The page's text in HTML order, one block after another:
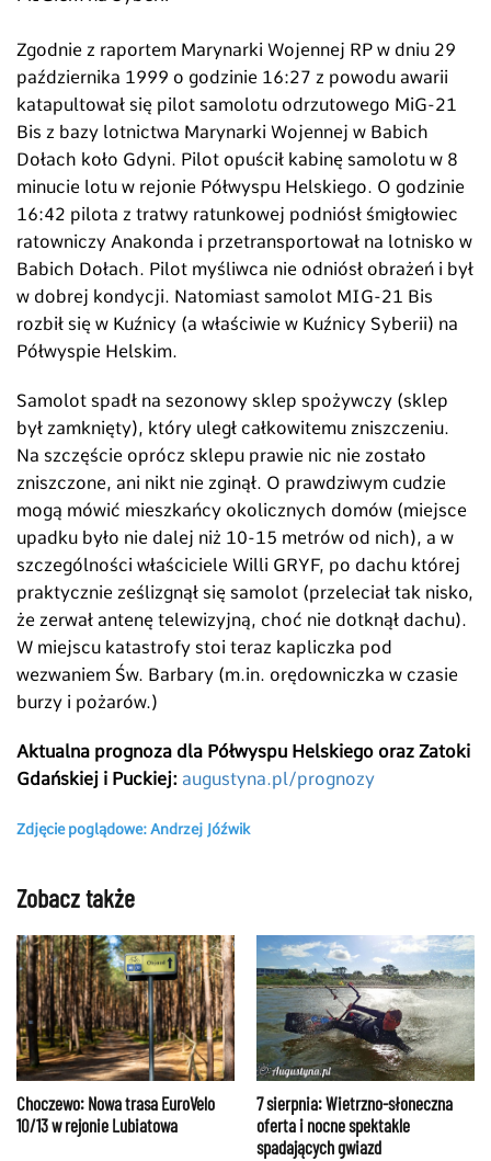
Zgodnie z raportem Marynarki Wojennej RP w dniu 29
października 1999 o godzinie 16:27 z powodu awarii
katapultował się pilot samolotu odrzutowego MiG-21
Bis z bazy lotnictwa Marynarki Wojennej w Babich
Dołach koło Gdyni. Pilot opuścił kabinę samolotu w 8
minucie lotu w rejonie Półwyspu Helskiego. O godzinie
16:42 pilota z tratwy ratunkowej podniósł śmigłowiec
ratowniczy Anakonda i przetransportował na lotnisko w
Babich Dołach. Pilot myśliwca nie odniósł obrażeń i był
w dobrej kondycji. Natomiast samolot MIG-21 Bis
rozbił się w Kuźnicy (a właściwie w Kuźnicy Syberii) na
Półwyspie Helskim.
Samolot spadł na sezonowy sklep spożywczy (sklep
był zamknięty), który uległ całkowitemu zniszczeniu.
Na szczęście oprócz sklepu prawie nic nie zostało
zniszczone, ani nikt nie zginął. O prawdziwym cudzie
mogą mówić mieszkańcy okolicznych domów (miejsce
upadku było nie dalej niż 10-15 metrów od nich), a w
szczególności właściciele Willi GRYF, po dachu której
praktycznie ześlizgnął się samolot (przeleciał tak nisko,
że zerwał antenę telewizyjną, choć nie dotknął dachu).
W miejscu katastrofy stoi teraz kapliczka pod
wezwaniem Św. Barbary (m.in. orędowniczka w czasie
burzy i pożarów.)
Aktualna prognoza dla Półwyspu Helskiego oraz Zatoki
Gdańskiej i Puckiej: augustyna.pl/prognozy
Zdjęcie poglądowe: Andrzej Jóźwik
Zobacz także
Choczewo: Nowa trasa EuroVelo
10/13 w rejonie Lubiatowa
7 sierpnia: Wietrzno-słoneczna
oferta i nocne spektakle
spadających gwiazd